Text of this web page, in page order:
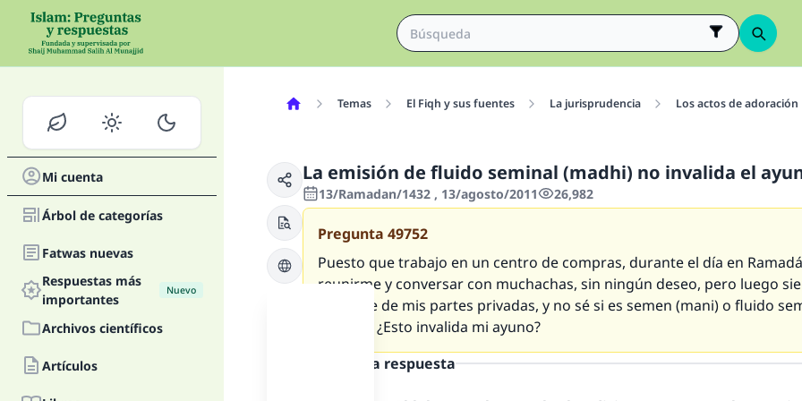
Mi cuenta
Árbol de categorías
Fatwas nuevas
Respuestas más
importantes
Nuevo
Archivos científicos
Artículos
Temas El Fiqh y sus fuentes La jurisprudencia Los actos de adoración
La emisión de fluido seminal (madhi) no invalida el
13/Ramadan/1432 , 13/agosto/2011 26,982
Pregunta 49752
Puesto que trabajo en un centro de compras, durante el día en
reunirme y conversar con muchachas, sin ningún deseo, pero luego
algo sale de mis partes privadas, y no sé si es semen (mani) o fluido
(madhi). ¿Esto invalida mi ayuno?
Texto de la respuesta